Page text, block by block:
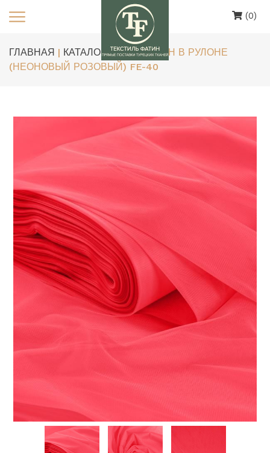
(0)
ГЛАВНАЯ | КАТАЛОГ| ЕВРОФАТИН В РУЛОНЕ
(НЕОНОВЫЙ РОЗОВЫЙ) FE-40